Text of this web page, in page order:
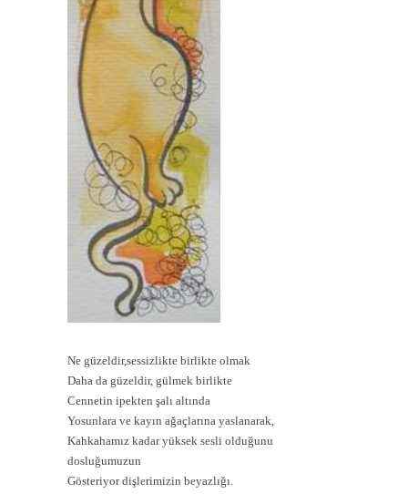
Ne güzeldir,sessizlikte birlikte olmak
Daha da güzeldir, gülmek birlikte
Cennetin ipekten şalı altında
Yosunlara ve kayın ağaçlarına yaslanarak,
Kahkahamız kadar yüksek sesli olduğunu
dosluğumuzun
Gösteriyor dişlerimizin beyazlığı.